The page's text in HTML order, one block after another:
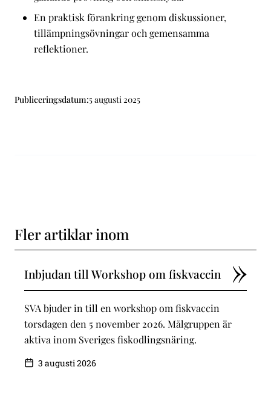
En praktisk förankring genom diskussioner,
tillämpningsövningar och gemensamma
reflektioner.
Publiceringsdatum:5 augusti 2025
Fler artiklar inom
Inbjudan till Workshop om fiskvaccin
SVA bjuder in till en workshop om fiskvaccin
torsdagen den 5 november 2026. Målgruppen är
aktiva inom Sveriges fiskodlingsnäring.
3 augusti 2026